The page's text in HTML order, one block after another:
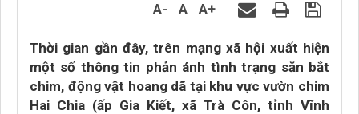
A- A A+
Thời gian gần đây, trên mạng xã hội xuất hiện
một số thông tin phản ánh tình trạng săn bắt
chim, động vật hoang dã tại khu vực vườn chim
Hai Chia (ấp Gia Kiết, xã Trà Côn, tỉnh Vĩnh